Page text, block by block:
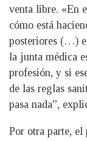
venta libre. «En
cómo está
posteriores (…)
la junta médica
profesión, y si
de las reglas
pasa nada”,
Por otra parte, el